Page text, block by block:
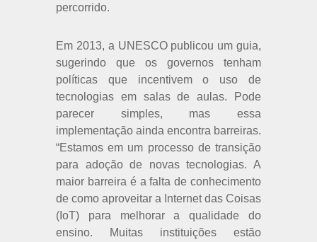
percorrido.
Em 2013, a UNESCO publicou um guia,
sugerindo que os governos tenham
políticas que incentivem o uso de
tecnologias em salas de aulas. Pode
parecer simples, mas essa
implementação ainda encontra barreiras.
“Estamos em um processo de transição
para adoção de novas tecnologias. A
maior barreira é a falta de conhecimento
de como aproveitar a Internet das Coisas
(IoT) para melhorar a qualidade do
ensino. Muitas instituições estão